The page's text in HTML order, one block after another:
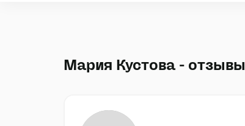
Мария Кустова - отзывы